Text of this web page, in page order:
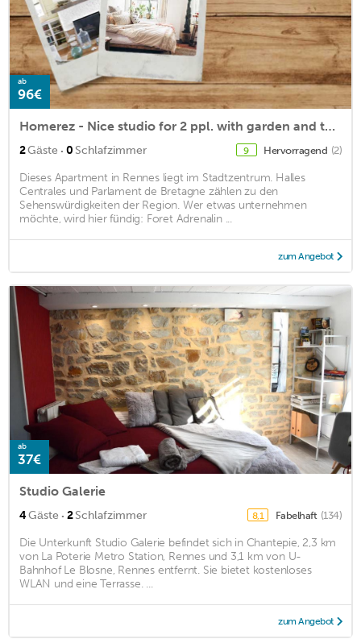
ab
96€
Homerez - Nice studio for 2 ppl. with garden and terrace at Rennes
2Gäste · 0 Schlafzimmer 9 Hervorragend (2)
Dieses Apartment in Rennes liegt im Stadtzentrum. Halles
Centrales und Parlament de Bretagne zählen zu den
Sehenswürdigkeiten der Region. Wer etwas unternehmen
möchte, wird hier fündig: Foret Adrenalin ...
zum Angebot
ab
37€
Studio Galerie
4Gäste · 2Schlafzimmer 8,1 Fabelhaft (134)
Die Unterkunft Studio Galerie befindet sich in Chantepie, 2,3 km
von La Poterie Metro Station, Rennes und 3,1 km von U-
Bahnhof Le Blosne, Rennes entfernt. Sie bietet kostenloses
WLAN und eine Terrasse. ...
zum Angebot